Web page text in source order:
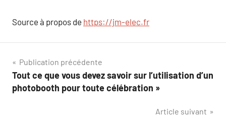
Source à propos de https://jm-elec.fr
Navigation
de
Publication précédente
Tout ce que vous devez savoir sur l’utilisation d’un
photobooth pour toute célébration »
Article suivant